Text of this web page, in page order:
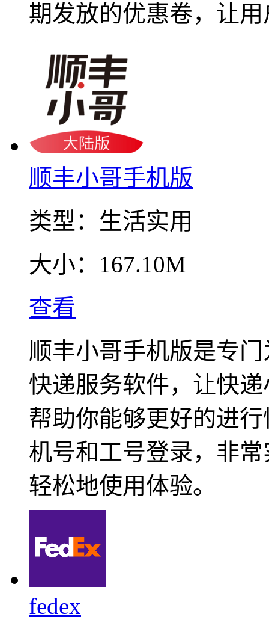
期发放的优惠卷，让
顺丰小哥手机版
类型： 生活实用
大小： 167.10M
查看
顺丰小哥手机版是专
快递服务软件，让快
帮助你能够更好的进
机号和工号登录，非
轻松地使用体验。
fedex